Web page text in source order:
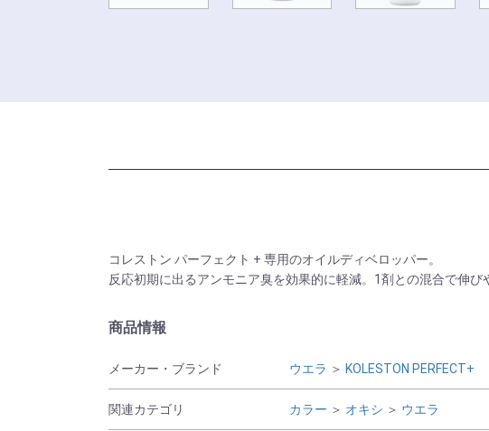
コレストン パーフェクト + 専用のオイルディベロッパー。
反応初期に出るアンモニア臭を効果的に軽減。1剤との混合で伸び
商品情報
メーカー・ブランド ウエラ ＞ KOLESTON PERFECT+
関連カテゴリ カラー ＞ オキシ ＞ ウエラ